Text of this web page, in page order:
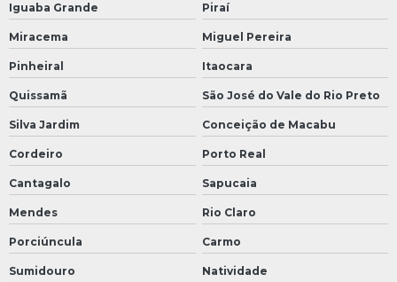
Iguaba Grande Piraí
Miracema Miguel Pereira
Pinheiral Itaocara
Quissamã São José do Vale do Rio Preto
Silva Jardim Conceição de Macabu
Cordeiro Porto Real
Cantagalo Sapucaia
Mendes Rio Claro
Porciúncula Carmo
Sumidouro Natividade